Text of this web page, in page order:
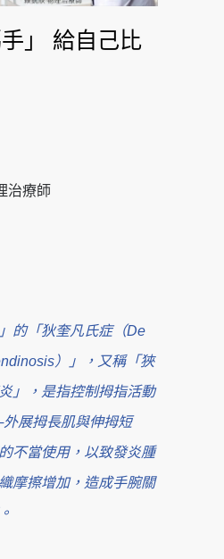
」 給自己比
治療師
的「狄奎凡氏症（De
）」，又稱「狹
」，是指控制拇指活動
展拇長肌與伸拇短
不當使用，以致發炎腫
摩擦增加，造成手腕關